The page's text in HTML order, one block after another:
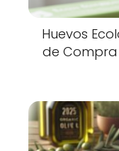
Huevos
de Compra